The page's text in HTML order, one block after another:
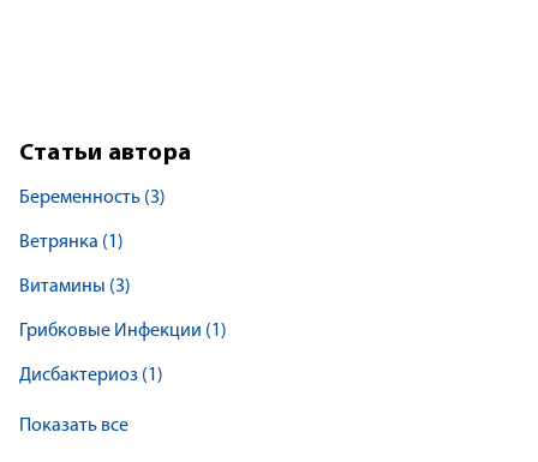
Статьи автора
Беременность (3)
Ветрянка (1)
Витамины (3)
Грибковые Инфекции (1)
Дисбактериоз (1)
Показать все